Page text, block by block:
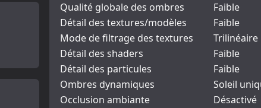
Qualité globale des ombres
Faible
Détail des textures/modèles
Faible
Mode de filtrage des textures
Trilinéaire
Détail des shaders
Faible
Détail des particules
Faible
Ombres dynamiques
Soleil
Occlusion ambiante
Désactivé